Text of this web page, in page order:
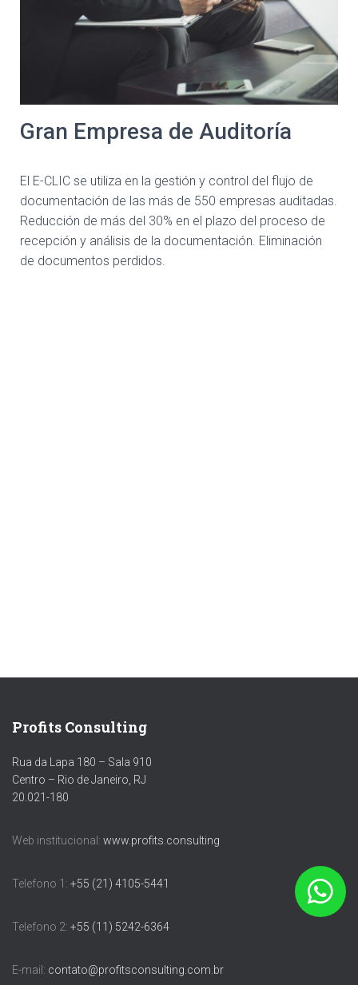
Gran Empresa de Auditoría
El E-CLIC se utiliza en la gestión y control del flujo de
documentación de las más de 550 empresas auditadas.
Reducción de más del 30% en el plazo del proceso de
recepción y análisis de la documentación. Eliminación
de documentos perdidos.
Profits Consulting
Rua da Lapa 180 – Sala 910
Centro – Rio de Janeiro, RJ
20.021-180
Web institucional: www.profits.consulting
Telefono 1: +55 (21) 4105-5441
Telefono 2: +55 (11) 5242-6364
E-mail: contato@profitsconsulting.com.br